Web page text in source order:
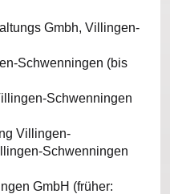
Gmbh, Villingen-
Schwenningen (bis
Schwenningen
Villingen-
Schwenningen
GmbH (früher: